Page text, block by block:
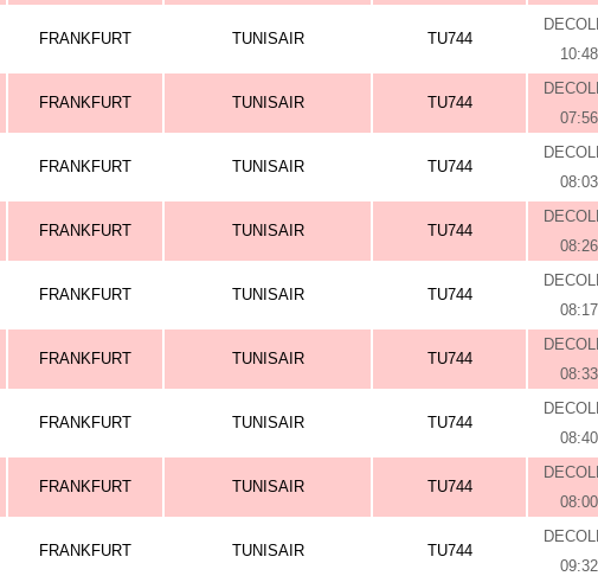
FRANKFURT TUNISAIR TU744
10:48
FRANKFURT TUNISAIR TU744
07:56
FRANKFURT TUNISAIR TU744
08:03
FRANKFURT TUNISAIR TU744
08:26
FRANKFURT TUNISAIR TU744
08:17
FRANKFURT TUNISAIR TU744
08:33
FRANKFURT TUNISAIR TU744
08:40
FRANKFURT TUNISAIR TU744
08:00
FRANKFURT TUNISAIR TU744
09:32